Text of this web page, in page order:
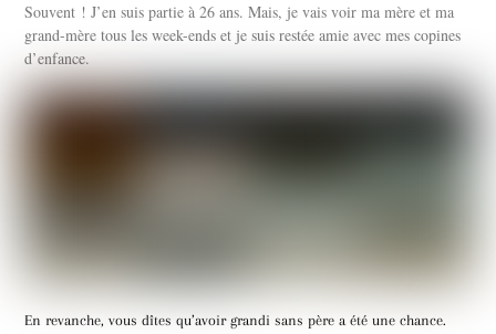
Souvent ! J’en suis partie à 26 ans. Mais, je vais voir ma mère et ma
grand-mère tous les week-ends et je suis restée amie avec mes copines
d’enfance.
En revanche, vous dîtes qu’avoir grandi sans père a été une chance.